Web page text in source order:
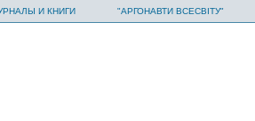
И КНИГИ "АРГОНАВТИ ВСЕСВІТУ"